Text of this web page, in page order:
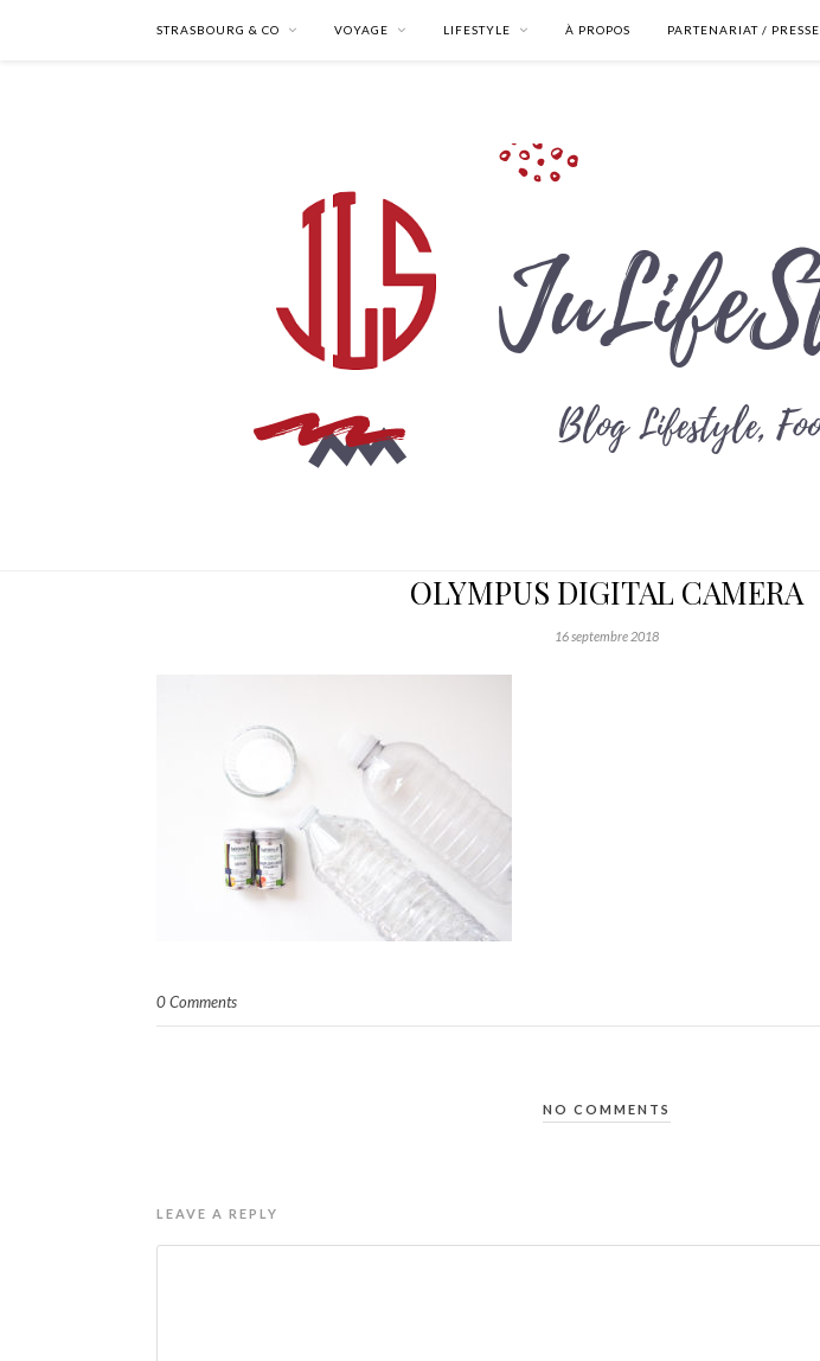
STRASBOURG & CO VOYAGE LIFESTYLE À PROPOS PARTENARIAT / PRESSE
OLYMPUS DIGITAL CAMERA
16 septembre 2018
0 Comments
NO COMMENTS
LEAVE A REPLY